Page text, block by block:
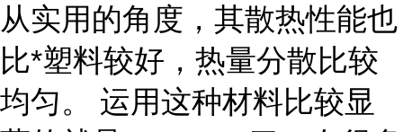
从实用的角度，其散热性能也
比*塑料较好，热量分散比较
均匀。 运用这种材料比较显